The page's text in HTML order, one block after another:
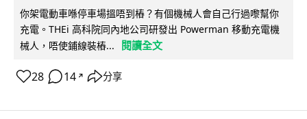
你架電動車喺停車場搵唔到樁？有個機械人會自己行過嚟幫你
充電。THEi 高科院同內地公司研發出 Powerman 移動充電機
械人，唔使鋪線裝樁...
閱讀全文
28 14 ↗ 分享